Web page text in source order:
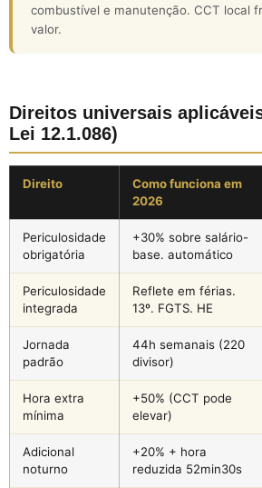
combustível e manutenção. CCT local
valor.
Direitos universais
Lei 12.1.086)
Direito
Como funciona em
2026
Periculosidade
obrigatória
+30% sobre salário-
base. automático
Periculosidade
integrada
Reflete em férias.
13º. FGTS. HE
Jornada
padrão
44h semanais (220
divisor)
Hora extra
mínima
+50% (CCT pode
elevar)
Adicional
noturno
+20% + hora
reduzida 52min30s